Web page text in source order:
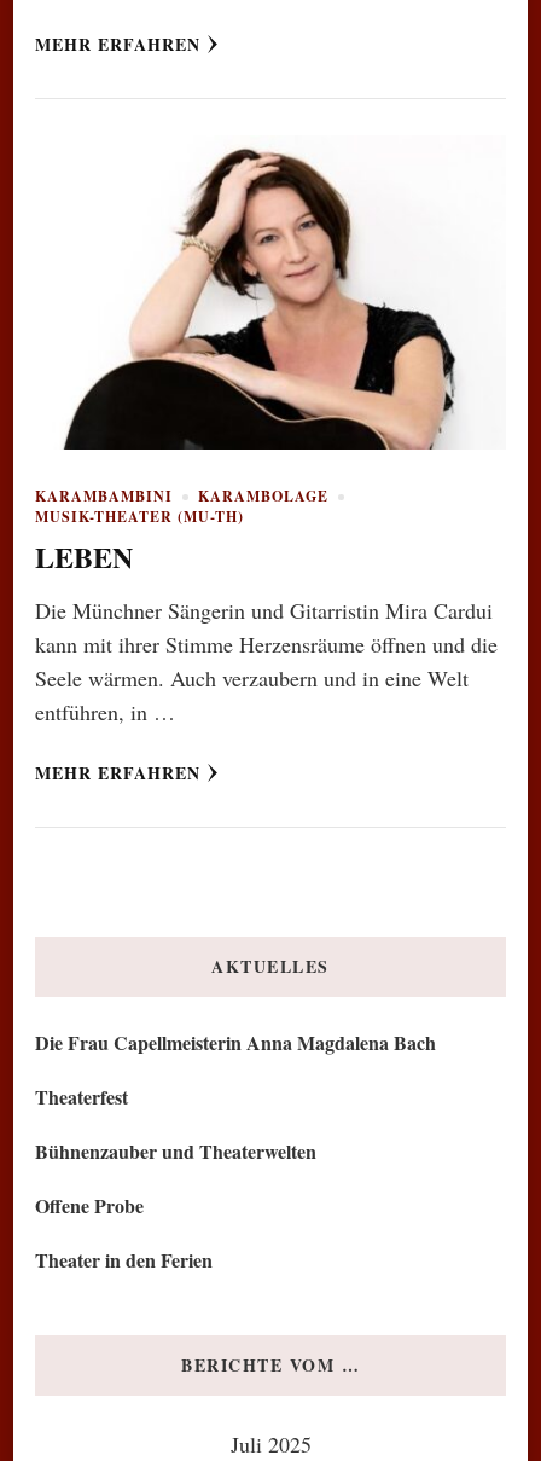
MEHR ERFAHREN
KARAMBAMBINI
KARAMBOLAGE
MUSIK-THEATER (MU-TH)
LEBEN
Die Münchner Sängerin und Gitarristin Mira Cardui
kann mit ihrer Stimme Herzensräume öffnen und die
Seele wärmen. Auch verzaubern und in eine Welt
entführen, in …
MEHR ERFAHREN
AKTUELLES
Die Frau Capellmeisterin Anna Magdalena Bach
Theaterfest
Bühnenzauber und Theaterwelten
Offene Probe
Theater in den Ferien
BERICHTE VOM …
Juli 2025